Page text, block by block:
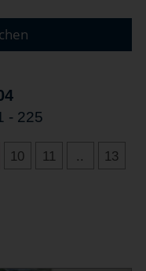
- 225
10 11 ..
13